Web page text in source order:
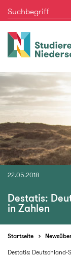
Studieren
in
22.05.2018
Destatis:
in Zahlen
Startseite
Destatis: Deutschland-